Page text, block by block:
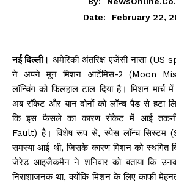
Date:
February 22,
नई दिल्ली। अमेरिकी अंतरिक्ष एजेंसी नासा
ने अपने मून मिशन आर्टेमिस-2 (Moon
लॉन्चिंग को फिलहाल टाल दिया है। मिशन मार्च
अब रॉकेट और यान दोनों को लॉन्च पैड से हटा
कि इस फैसले का कारण रॉकेट में आई
Fault) है। विशेष रूप से, स्पेस लॉन्च सिस्टम
समस्या आई थी, जिसके कारण मिशन को स्थगित
जेरेड आइजैकमैन ने शनिवार को बताया कि
निराशाजनक था, क्योंकि मिशन के लिए काफी